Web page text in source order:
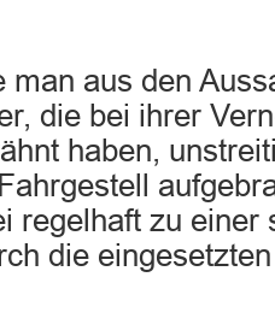
man aus den
die bei ihrer
haben,
regelhaft zu einer
die